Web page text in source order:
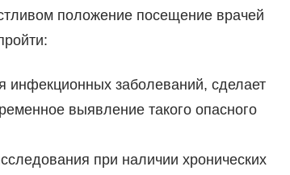
положение посещение врачей
инфекционных заболеваний, сделает
выявление такого опасного
при наличии хронических